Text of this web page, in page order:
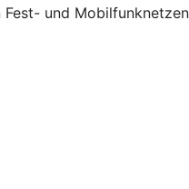
Fest- und Mobilfunknetzen